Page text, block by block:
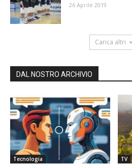
26 Aprile 2019
Carica altri
DAL NOSTRO ARCHIVIO
Tecnologia TV